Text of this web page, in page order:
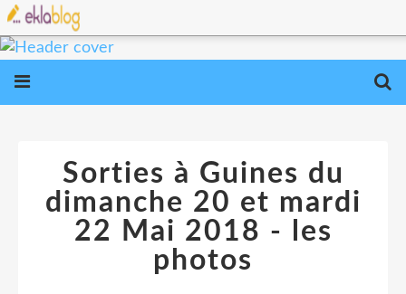
Sorties à Guines du
dimanche 20 et mardi
22 Mai 2018 - les
photos